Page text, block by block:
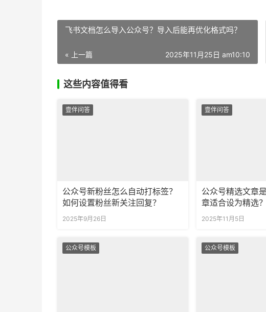
飞书文档怎么导入公众号？导入后能再优化格式吗？
« 上一篇 2025年11月25日 am10:10
这些内容值得看
壹伴问答
公众号新粉丝怎么自动打标签？
如何设置粉丝新关注回复？
2025年9月26日
壹伴问答
公众号精选文章
章适合设为精选？
2025年11月5日
公众号模板 公众号模板